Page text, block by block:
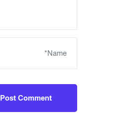
Post Comment